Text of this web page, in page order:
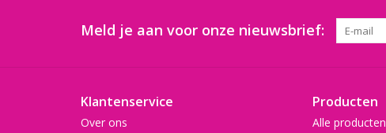
Meld je aan voor onze nieuwsbrief:
Klantenservice
Over ons
Producten
Alle producten